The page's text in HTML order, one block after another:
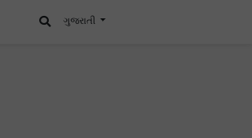
ગુજરાતી